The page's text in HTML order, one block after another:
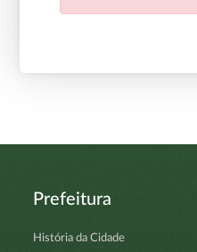
Prefeitura
História da Cidade